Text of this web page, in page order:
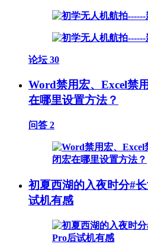
论坛 30
Word禁用宏、Excel禁
在哪里设置方法？
问答 2
初夏西湖的入夜时分#
试机有感